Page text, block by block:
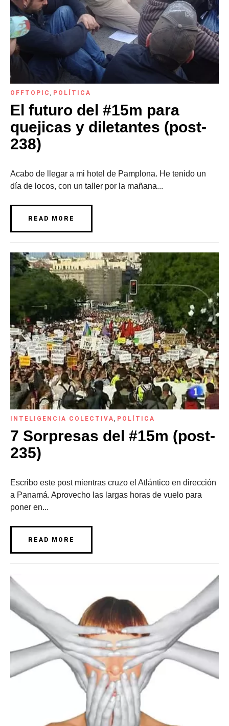
OFFTOPIC , POLÍTICA
El futuro del #15m para
quejicas y diletantes (post-
238)
Acabo de llegar a mi hotel de Pamplona. He tenido un
día de locos, con un taller por la mañana...
READ MORE
INTELIGENCIA COLECTIVA, POLÍTICA
7 Sorpresas del #15m (post-
235)
Escribo este post mientras cruzo el Atlántico en dirección
a Panamá. Aprovecho las largas horas de vuelo para
poner en...
READ MORE